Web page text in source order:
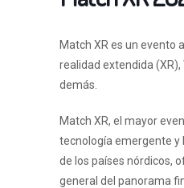
Match XR es un evento
realidad extendida (XR),
demás.
Match XR, el mayor
tecnología emergente y
de los países nórdicos,
general del panorama